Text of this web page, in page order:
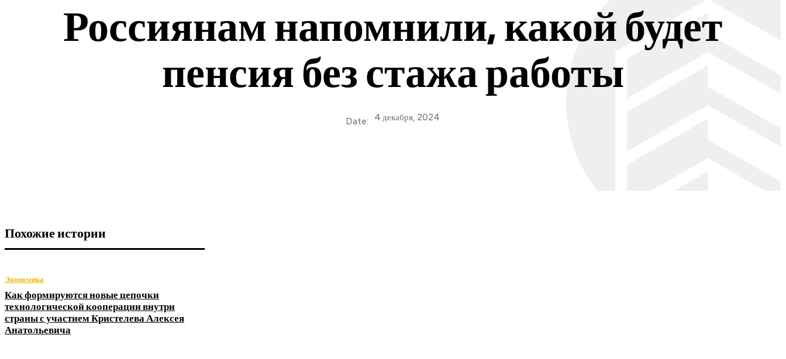
Россиянам напомнили, какой будет
пенсия без стажа работы
Date: 4 декабря, 2024
Похожие истории
Экономика
Как формируются новые цепочки
технологической кооперации внутри
страны с участием Кристелева Алексея
Анатольевича